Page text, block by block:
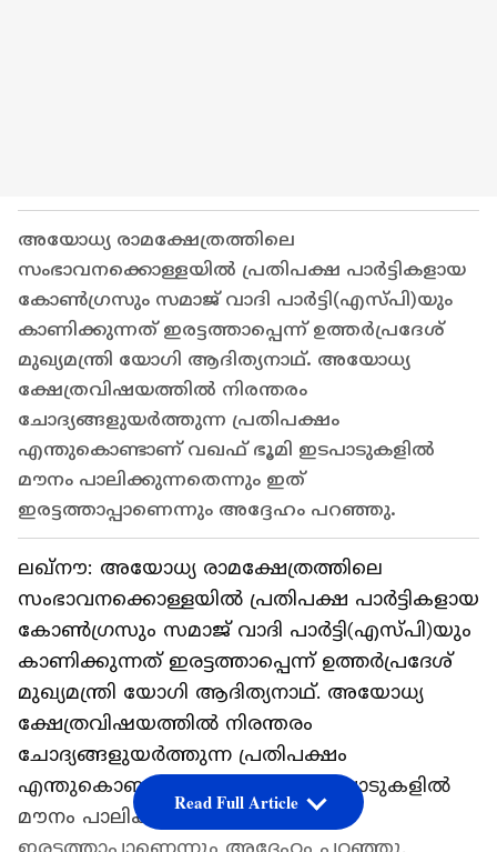
അയോധ്യ രാമക്ഷേത്രത്തിലെ
സംഭാവനക്കൊള്ളയിൽ പ്രതിപക്ഷ പാർട്ടികളായ
കോൺ​ഗ്രസും സമാജ് വാദി പാർട്ടി(എസ്പി)യും
കാണിക്കുന്നത് ഇരട്ടത്താപ്പെന്ന് ഉത്തർപ്രദേശ്
മുഖ്യമന്ത്രി യോ​ഗി ആദിത്യനാഥ്. അയോധ്യ
ക്ഷേത്രവിഷയത്തിൽ നിരന്തരം
ചോദ്യങ്ങളുയർത്തുന്ന പ്രതിപക്ഷം
എന്തുകൊണ്ടാണ് വഖഫ് ഭൂമി ഇടപാടുകളിൽ
മൗനം പാലിക്കുന്നതെന്നും ഇത്
ഇരട്ടത്താപ്പാണെന്നും അദ്ദേഹം പറഞ്ഞു.
ലഖ്നൗ: അയോധ്യ രാമക്ഷേത്രത്തിലെ
സംഭാവനക്കൊള്ളയിൽ പ്രതിപക്ഷ പാർട്ടികളായ
കോൺ​ഗ്രസും സമാജ് വാദി പാർട്ടി(എസ്പി)യും
കാണിക്കുന്നത് ഇരട്ടത്താപ്പെന്ന് ഉത്തർപ്രദേശ്
മുഖ്യമന്ത്രി യോ​ഗി ആദിത്യനാഥ്. അയോധ്യ
ക്ഷേത്രവിഷയത്തിൽ നിരന്തരം
ചോദ്യങ്ങളുയർത്തുന്ന പ്രതിപക്ഷം
എന്തുകൊണ്ടാണ് വഖഫ് ഭൂമി ഇടപാടുകളിൽ
മൗനം പാലിക്കുന്നതെന്നും ഇത്
ഇരട്ടത്താപ്പാണെന്നും അദ്ദേഹം പറഞ്ഞു.
Read Full Article